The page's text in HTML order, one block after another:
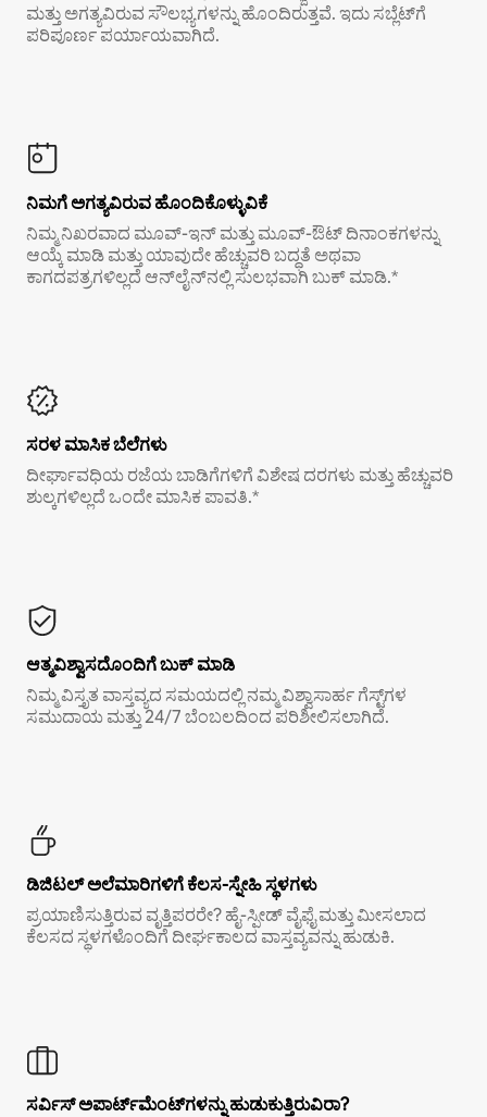
ಮತ್ತು ಅಗತ್ಯವಿರುವ ಸೌಲಭ್ಯಗಳನ್ನು ಹೊಂದಿರುತ್ತವೆ. ಇದು ಸಬ್ಲೆಟ್‌ಗೆ
ಪರಿಪೂರ್ಣ ಪರ್ಯಾಯವಾಗಿದೆ.
ನಿಮಗೆ ಅಗತ್ಯವಿರುವ ಹೊಂದಿಕೊಳ್ಳುವಿಕೆ
ನಿಮ್ಮ ನಿಖರವಾದ ಮೂವ್-ಇನ್ ಮತ್ತು ಮೂವ್-ಔಟ್ ದಿನಾಂಕಗಳನ್ನು
ಆಯ್ಕೆ ಮಾಡಿ ಮತ್ತು ಯಾವುದೇ ಹೆಚ್ಚುವರಿ ಬದ್ಧತೆ ಅಥವಾ
ಕಾಗದಪತ್ರಗಳಿಲ್ಲದೆ ಆನ್‌ಲೈನ್‌ನಲ್ಲಿ ಸುಲಭವಾಗಿ ಬುಕ್ ಮಾಡಿ.*
ಸರಳ ಮಾಸಿಕ ಬೆಲೆಗಳು
ದೀರ್ಘಾವಧಿಯ ರಜೆಯ ಬಾಡಿಗೆಗಳಿಗೆ ವಿಶೇಷ ದರಗಳು ಮತ್ತು ಹೆಚ್ಚುವರಿ
ಶುಲ್ಕಗಳಿಲ್ಲದೆ ಒಂದೇ ಮಾಸಿಕ ಪಾವತಿ.*
ಆತ್ಮವಿಶ್ವಾಸದೊಂದಿಗೆ ಬುಕ್ ಮಾಡಿ
ನಿಮ್ಮ ವಿಸ್ತೃತ ವಾಸ್ತವ್ಯದ ಸಮಯದಲ್ಲಿ ನಮ್ಮ ವಿಶ್ವಾಸಾರ್ಹ ಗೆಸ್ಟ್‌ಗಳ
ಸಮುದಾಯ ಮತ್ತು 24/7 ಬೆಂಬಲದಿಂದ ಪರಿಶೀಲಿಸಲಾಗಿದೆ.
ಡಿಜಿಟಲ್ ಅಲೆಮಾರಿಗಳಿಗೆ ಕೆಲಸ-ಸ್ನೇಹಿ ಸ್ಥಳಗಳು
ಪ್ರಯಾಣಿಸುತ್ತಿರುವ ವೃತ್ತಿಪರರೇ? ಹೈ-ಸ್ಪೀಡ್ ವೈಫೈ ಮತ್ತು ಮೀಸಲಾದ
ಕೆಲಸದ ಸ್ಥಳಗಳೊಂದಿಗೆ ದೀರ್ಘಕಾಲದ ವಾಸ್ತವ್ಯವನ್ನು ಹುಡುಕಿ.
ಸರ್ವಿಸ್ ಅಪಾರ್ಟ್‌ಮೆಂಟ್‌ಗಳನ್ನು ಹುಡುಕುತ್ತಿರುವಿರಾ?